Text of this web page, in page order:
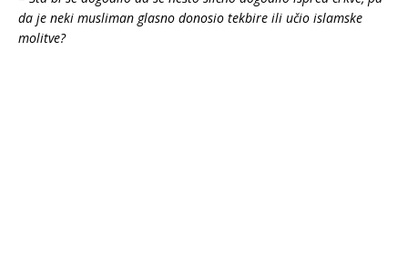
da je neki musliman glasno donosio tekbire ili učio islamske
molitve?